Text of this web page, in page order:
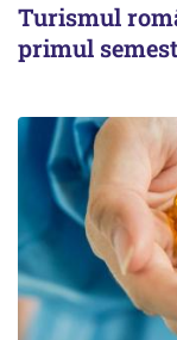
Turismul
primul